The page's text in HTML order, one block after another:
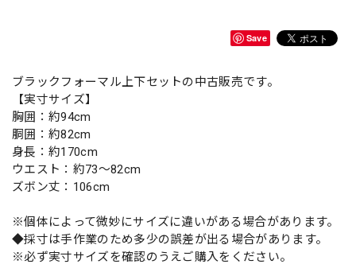
Save
ブラックフォーマル上下セットの中古販売です。
【実寸サイズ】
胸囲：約94cm
胴囲：約82cm
身長：約170cm
ウエスト：約73〜82cm
ズボン丈：106cm
※個体によって微妙にサイズに違いがある場合があります。
◆採寸は手作業のため多少の誤差が出る場合があります。
※必ず実寸サイズを確認のうえご購入をください。